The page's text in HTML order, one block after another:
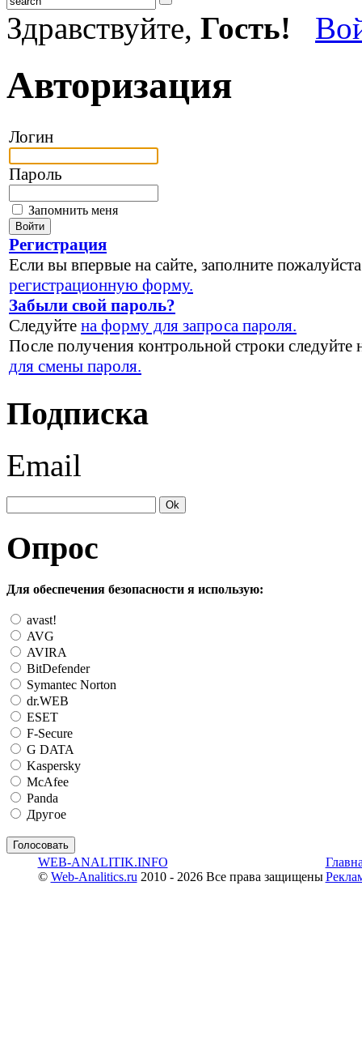
Здравствуйте, Гость!
Авторизация
Логин
Пароль
Запомнить меня
Регистрация
Если вы впервые на сайте, заполните пожалуйста
регистрационную форму.
Забыли свой пароль?
Следуйте на форму для запроса пароля.
После получения контрольной строки следуйте
для смены пароля.
Подписка
Email
Опрос
Для обеспечения безопасности я использую:
avast!
AVG
AVIRA
BitDefender
Symantec Norton
dr.WEB
ESET
F-Secure
G DATA
Kaspersky
McAfee
Panda
Другое
WEB-ANALITIK.INFO
© Web-Analitics.ru 2010 - 2026 Все права защищены